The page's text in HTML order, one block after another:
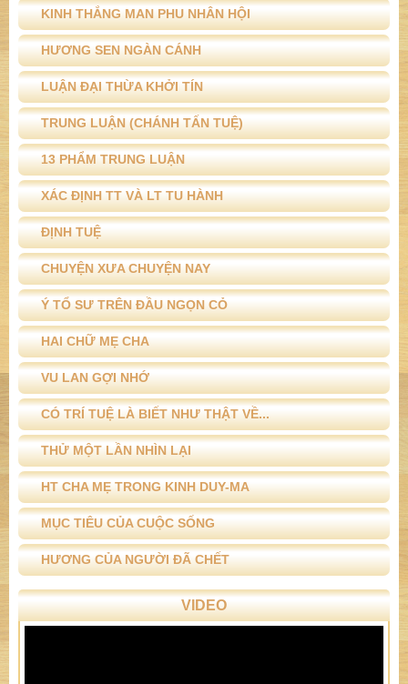
KINH THẮNG MAN PHU NHÂN HỘI
HƯƠNG SEN NGÀN CÁNH
LUẬN ĐẠI THỪA KHỞI TÍN
TRUNG LUẬN (CHÁNH TẤN TUỆ)
13 PHẨM TRUNG LUẬN
XÁC ĐỊNH TT VÀ LT TU HÀNH
ĐỊNH TUỆ
CHUYỆN XƯA CHUYỆN NAY
Ý TỔ SƯ TRÊN ĐẦU NGỌN CỎ
HAI CHỮ MẸ CHA
VU LAN GỢI NHỚ
CÓ TRÍ TUỆ LÀ BIẾT NHƯ THẬT VỀ...
THỬ MỘT LẦN NHÌN LẠI
HT CHA MẸ TRONG KINH DUY-MA
MỤC TIÊU CỦA CUỘC SỐNG
HƯƠNG CỦA NGƯỜI ĐÃ CHẾT
VIDEO